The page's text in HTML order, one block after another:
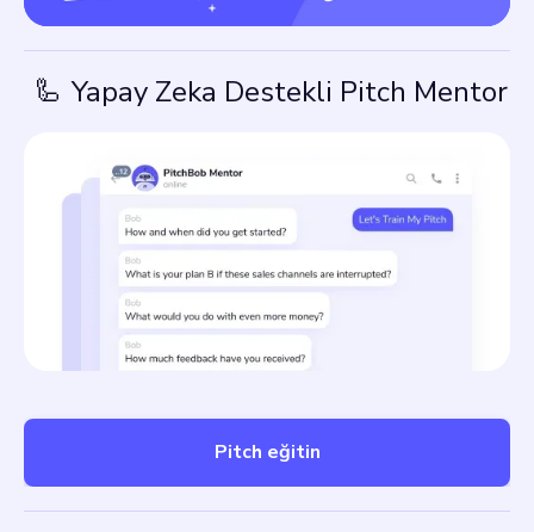
🦾 Yapay Zeka Destekli Pitch Mentor
Pitch eğitin